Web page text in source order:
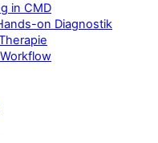
in CMD
on Diagnostik